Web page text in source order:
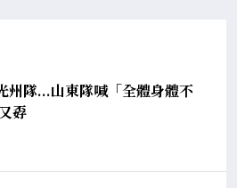
州隊...山東隊喊「全體身體不
孬